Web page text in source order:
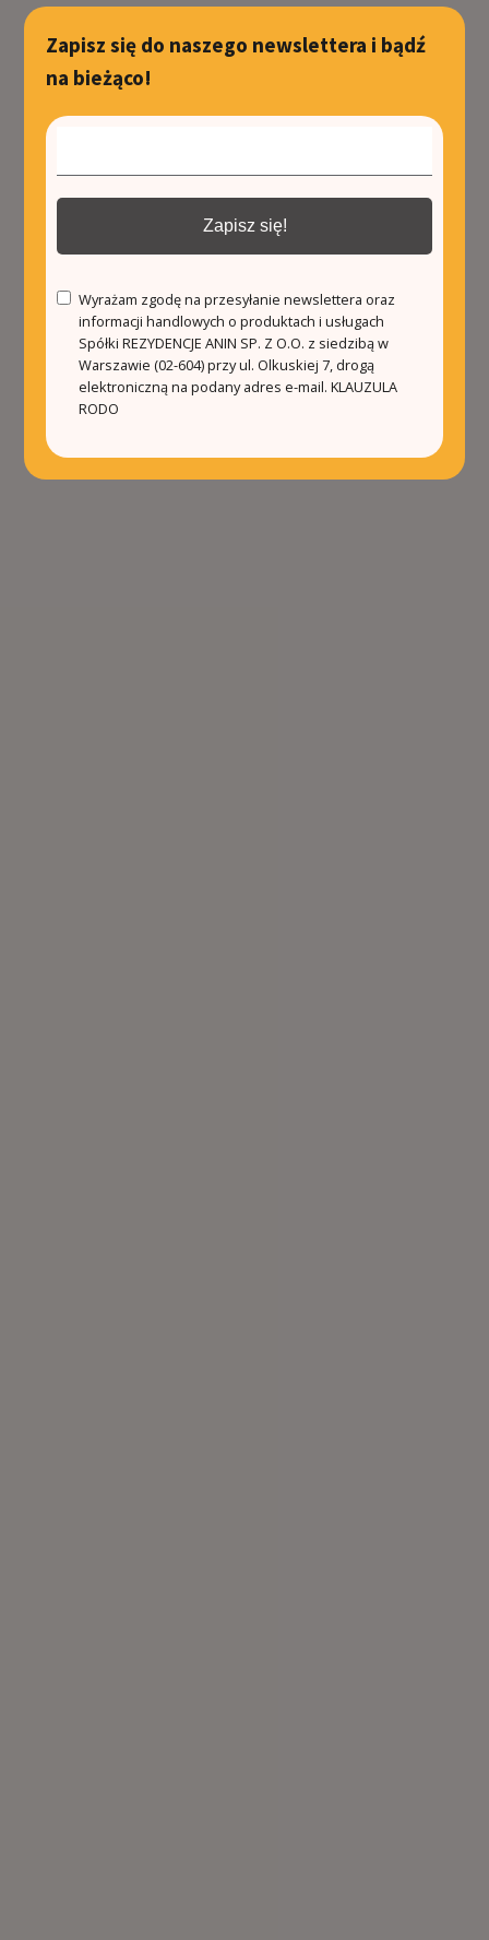
Zapisz się do naszego newslettera i bądź
na bieżąco!
Zapisz się!
Wyrażam zgodę na przesyłanie newslettera oraz
informacji handlowych o produktach i usługach
Spółki REZYDENCJE ANIN SP. Z O.O. z siedzibą w
Warszawie (02-604) przy ul. Olkuskiej 7, drogą
elektroniczną na podany adres e-mail.KLAUZULA
RODO